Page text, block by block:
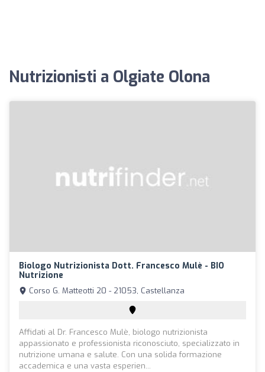
Nutrizionisti a Olgiate Olona
Biologo Nutrizionista Dott. Francesco Mulè - BIO
Nutrizione
Corso G. Matteotti 20 - 21053, Castellanza
Affidati al Dr. Francesco Mulè, biologo nutrizionista
appassionato e professionista riconosciuto, specializzato in
nutrizione umana e salute. Con una solida formazione
accademica e una vasta esperien...